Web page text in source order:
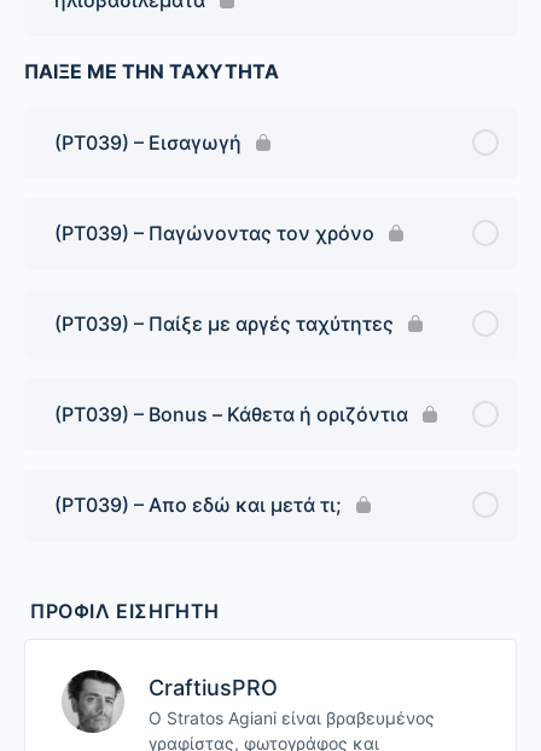
ΠΑΙΞΕ ΜΕ ΤΗΝ ΤΑΧΥΤΗΤΑ
(PT039) – Εισαγωγή
(PT039) – Παγώνοντας τον χρόνο
(PT039) – Παίξε με αργές ταχύτητες
(PT039) – Bonus – Κάθετα ή οριζόντια
(PT039) – Απο εδώ και μετά τι;
ΠΡΟΦΊΛ ΕΙΣΗΓΗΤΉ
CraftiusPRO
Ο Stratos Agiani είναι βραβευμένος
γραφίστας, φωτογράφος και